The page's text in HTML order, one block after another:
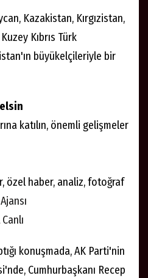
Kazakistan, Kırgızistan,
Kıbrıs Türk
büyükelçileriyle bir
katılın, önemli gelişmeler
özel haber, analiz, fotoğraf
konuşmada, AK Parti'nin
Cumhurbaşkanı Recep